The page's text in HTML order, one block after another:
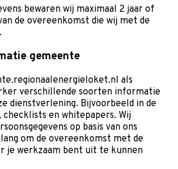
bewaren wij maximaal 2 jaar of
de overeenkomst die wij met de
gemeente
als
verschillende soorten informatie
dienstverlening. Bijvoorbeeld in de
checklists en whitepapers. Wij
op basis van ons
om de overeenkomst met de
je werkzaam bent uit te kunnen